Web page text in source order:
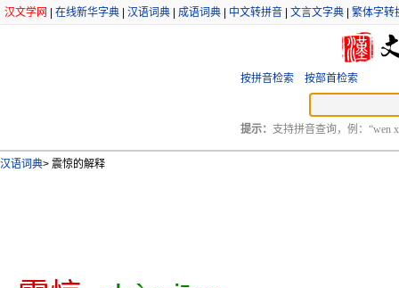
汉文学网 在线新华字典 汉语词典 成语词典 中文转拼音 文言文字典 繁体字转
按拼音检索 按部首检索
提示： 支持拼音查询，例：“wen
汉语词典> 震惊的解释